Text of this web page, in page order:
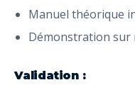
Manuel théorique
Démonstration sur
Validation :